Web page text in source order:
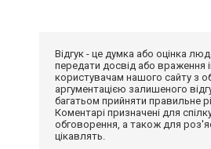
Відгук - це думка або оцінка
передати досвід або враження
користувачам нашого сайту з
аргументацією залишеного
багатьом прийняти правильне
Коментарі призначені для
обговорення, а також для
цікавлять.